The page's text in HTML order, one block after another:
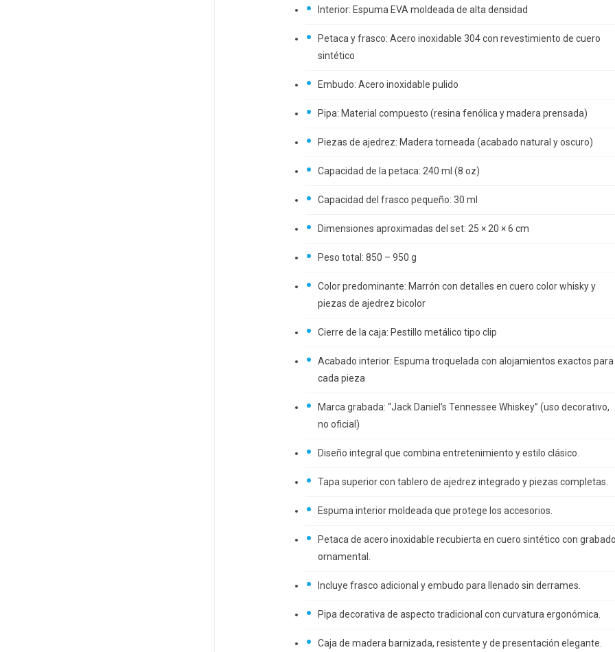
Interior: Espuma EVA moldeada de alta densidad
Petaca y frasco: Acero inoxidable 304 con revestimiento de cuero
sintético
Embudo: Acero inoxidable pulido
Pipa: Material compuesto (resina fenólica y madera prensada)
Piezas de ajedrez: Madera torneada (acabado natural y oscuro)
Capacidad de la petaca: 240 ml (8 oz)
Capacidad del frasco pequeño: 30 ml
Dimensiones aproximadas del set: 25 × 20 × 6 cm
Peso total: 850 – 950 g
Color predominante: Marrón con detalles en cuero color whisky y
piezas de ajedrez bicolor
Cierre de la caja: Pestillo metálico tipo clip
Acabado interior: Espuma troquelada con alojamientos exactos para
cada pieza
Marca grabada: “Jack Daniel’s Tennessee Whiskey” (uso decorativo,
no oficial)
Diseño integral que combina entretenimiento y estilo clásico.
Tapa superior con tablero de ajedrez integrado y piezas completas.
Espuma interior moldeada que protege los accesorios.
Petaca de acero inoxidable recubierta en cuero sintético con
ornamental.
Incluye frasco adicional y embudo para llenado sin derrames.
Pipa decorativa de aspecto tradicional con curvatura ergonómica.
Caja de madera barnizada, resistente y de presentación elegante.